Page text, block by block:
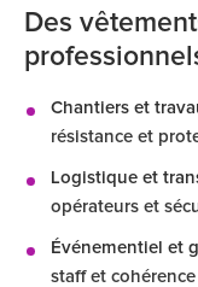
Des
Chantiers et
résistance et
Logistique et
opérateurs et
Événementiel et
staff et cohérence